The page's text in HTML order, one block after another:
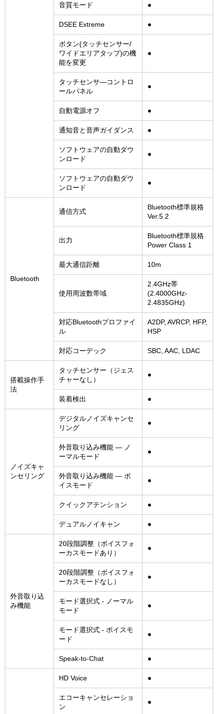
音質モード ●
DSEE Extreme ●
ボタン(タッチセンサー/
ワイドエリアタップ)の機
能を変更
●
タッチセンサ―コントロ
ールパネル
●
自動電源オフ ●
通知音と音声ガイダンス ●
ソフトウェアの自動ダウ
ンロード
●
ソフトウェアの自動ダウ
ンロード
●
Bluetooth
通信方式
Bluetooth標準規格
Ver.5.2
出力
Bluetooth標準規格
Power Class 1
最大通信距離 10m
使用周波数帯域
2.4GHz帯
(2.4000GHz-
2.4835GHz)
対応Bluetoothプロファイ
ル
A2DP, AVRCP, HFP,
HSP
対応コーデック SBC, AAC, LDAC
搭載操作手
法
タッチセンサー（ジェス
チャーなし）
●
装着検出 ●
ノイズキャ
ンセリング
デジタルノイズキャンセ
リング
●
外音取り込み機能 ― ノ
ーマルモード
●
外音取り込み機能 ― ボ
イスモード
●
クイックアテンション ●
デュアルノイキャン ●
外音取り込
み機能
20段階調整（ボイスフォ
ーカスモードあり）
●
20段階調整（ボイスフォ
ーカスモードなし）
●
モード選択式 - ノーマル
モード
●
モード選択式 - ボイスモ
ード
●
Speak-to-Chat ●
HD Voice ●
エコーキャンセレーショ
ン
●